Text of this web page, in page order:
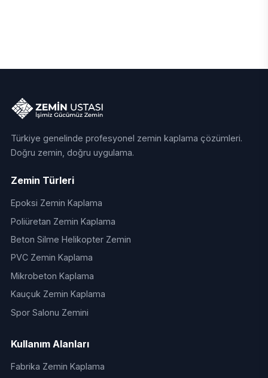
Türkiye genelinde profesyonel zemin kaplama çözümleri.
Doğru zemin, doğru uygulama.
Zemin Türleri
Epoksi Zemin Kaplama
Poliüretan Zemin Kaplama
Beton Silme Helikopter Zemin
PVC Zemin Kaplama
Mikrobeton Kaplama
Kauçuk Zemin Kaplama
Spor Salonu Zemini
Kullanım Alanları
Fabrika Zemin Kaplama